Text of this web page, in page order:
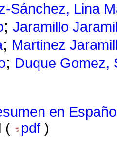
Sánchez, Lina
; Jaramillo
; Martinez
; Duque Gomez,
en
(
pdf )